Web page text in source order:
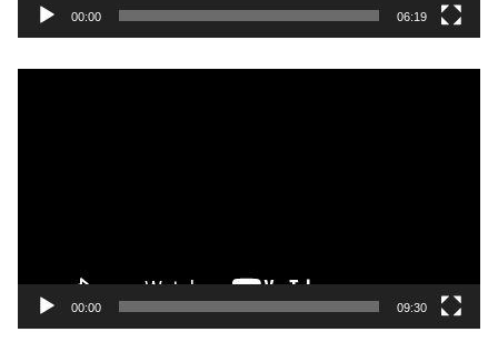
00:00 06:19
00:00 09:30